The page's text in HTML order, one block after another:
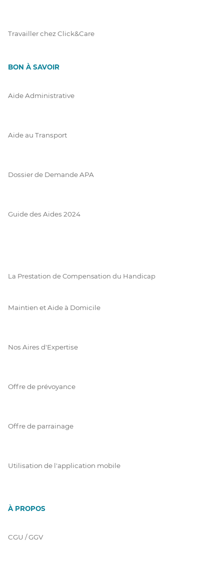
Travailler chez Click&Care
BON À SAVOIR
Aide Administrative
Aide au Transport
Dossier de Demande APA
Guide des Aides 2024
La Prestation de Compensation du Handicap
Maintien et Aide à Domicile
Nos Aires d'Expertise
Offre de prévoyance
Offre de parrainage
Utilisation de l'application mobile
À PROPOS
CGU / GGV